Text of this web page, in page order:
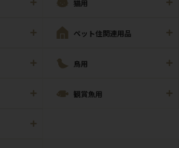
猫用
ペット住関連用品
鳥用
観賞魚用